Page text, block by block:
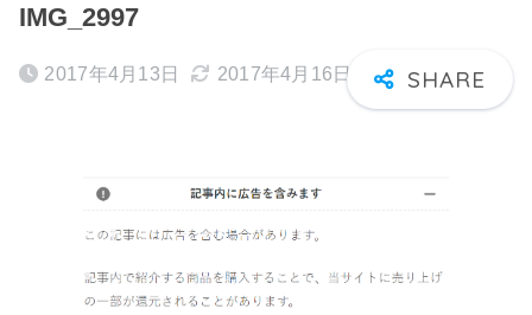
IMG_2997
2017年4月13日 2017年4月16日